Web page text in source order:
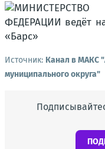
Источник: Канал в МАКС
муниципального округа"